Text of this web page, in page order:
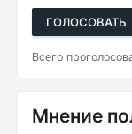
ГОЛОСОВАТЬ
Всего
Мнение